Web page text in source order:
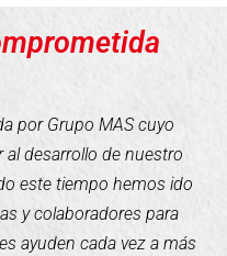
por Grupo MAS cuyo
desarrollo de nuestro
este tiempo hemos ido
y colaboradores para
ayuden cada vez a más